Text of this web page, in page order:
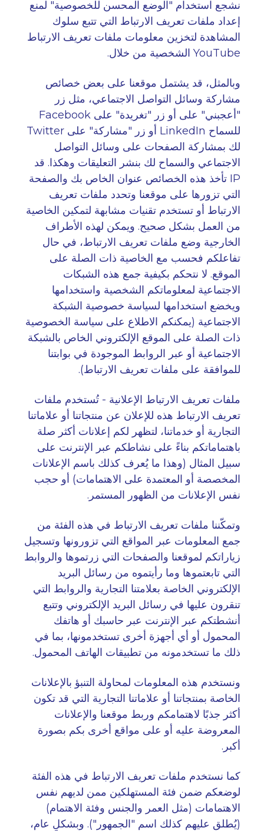
نشجع استخدام "الوضع المحسن للخصوصية" لمنع
إعداد ملفات تعريف الارتباط التي تتبع سلوك
المشاهدة لتخزين معلومات ملفات تعريف الارتباط
الشخصية من خلال YouTube.
وبالمثل، قد يشتمل موقعنا على بعض خصائص
مشاركة وسائل التواصل الاجتماعي، مثل زر
"أعجبني" على أو زر "تغريدة" على
Twitter أو زر "مشاركة" على LinkedIn للسماح
لك بمشاركة الصفحات على وسائل التواصل
الاجتماعي والسماح لك بنشر التعليقات وهكذا. قد
تأخذ هذه الخصائص عنوان IP
الخاص بك والصفحة
التي تزورها على موقعنا وتحدد ملفات تعريف
الارتباط أو تستخدم تقنيات مشابهة لتمكين الخاصية
من العمل بشكل صحيح. ويمكن لهذه الأطراف
الخارجية وضع ملفات تعريف الارتباط، في حال
تفاعلكم فحسب مع الخاصية ذات الصلة على
الموقع. لا نتحكم بكيفية جمع هذه الشبكات
الاجتماعية لمعلوماتكم الشخصية واستخدامها
ويخضع استخدامها لسياسة خصوصية الشبكة
الاجتماعية (يمكنكم الاطلاع على سياسة الخصوصية
ذات الصلة على الموقع الإلكتروني الخاص بالشبكة
الاجتماعية أو عبر الروابط الموجودة في بوابتنا
للموافقة على ملفات تعريف الارتباط).
ملفات تعريف الارتباط الإعلانية - تُستخدم ملفات
تعريف الارتباط هذه للإعلان عن منتجاتنا أو علاماتنا
التجارية أو خدماتنا، لتظهر لكم إعلانات أكثر صلة
باهتماماتكم بناءً على نشاطكم عبر الإنترنت على
سبيل المثال (وهذا ما يُعرف كذلك باسم الإعلانات
المخصصة أو المعتمدة على الاهتمامات) أو حجب
نفس الإعلانات من الظهور المستمر .
وتمكّننا ملفات تعريف الارتباط في هذه الفئة من
جمع المعلومات عبر المواقع التي تزورونها وتسجيل
زياراتكم لموقعنا والصفحات التي زرتموها والروابط
التي تابعتموها وما رأيتموه من رسائل البريد
الإلكتروني الخاصة بعلامتنا التجارية والروابط التي
تنقرون عليها في رسائل البريد الإلكتروني وتتبع
أنشطتكم عبر الإنترنت عبر حاسبك أو هاتفك
المحمول أو أي أجهزة أخرى تستخدمونها، بما في
ذلك ما تستخدمونه من تطبيقات الهاتف المحمول.
ونستخدم هذه المعلومات لمحاولة التنبؤ بالإعلانات
الخاصة بمنتجاتنا أو علاماتنا التجارية التي قد تكون
أكثر جذبًا لاهتمامكم وربط موقعنا والإعلانات
المعروضة عليه أو على مواقع أخرى بكم بصورة
أكبر .
كما نستخدم ملفات تعريف الارتباط في هذه الفئة
لوضعكم ضمن فئة المستهلكين ممن لديهم نفس
الاهتمامات (مثل العمر والجنس وفئة الاهتمام)
(يُطلق عليهم كذلك اسم "الجمهور"). وبشكلٍ عام،